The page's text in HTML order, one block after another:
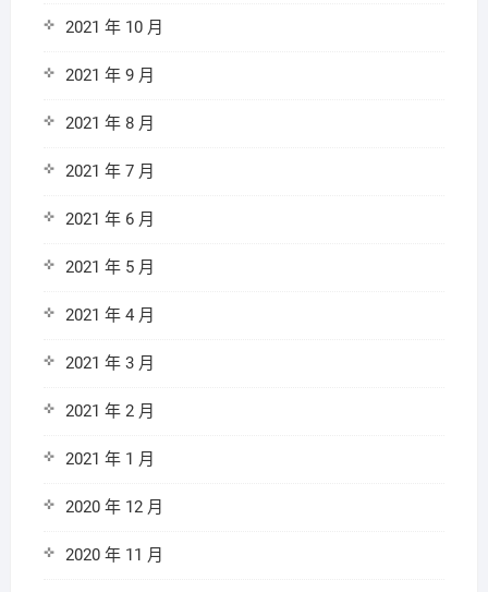
2021 年 10 月
2021 年 9 月
2021 年 8 月
2021 年 7 月
2021 年 6 月
2021 年 5 月
2021 年 4 月
2021 年 3 月
2021 年 2 月
2021 年 1 月
2020 年 12 月
2020 年 11 月